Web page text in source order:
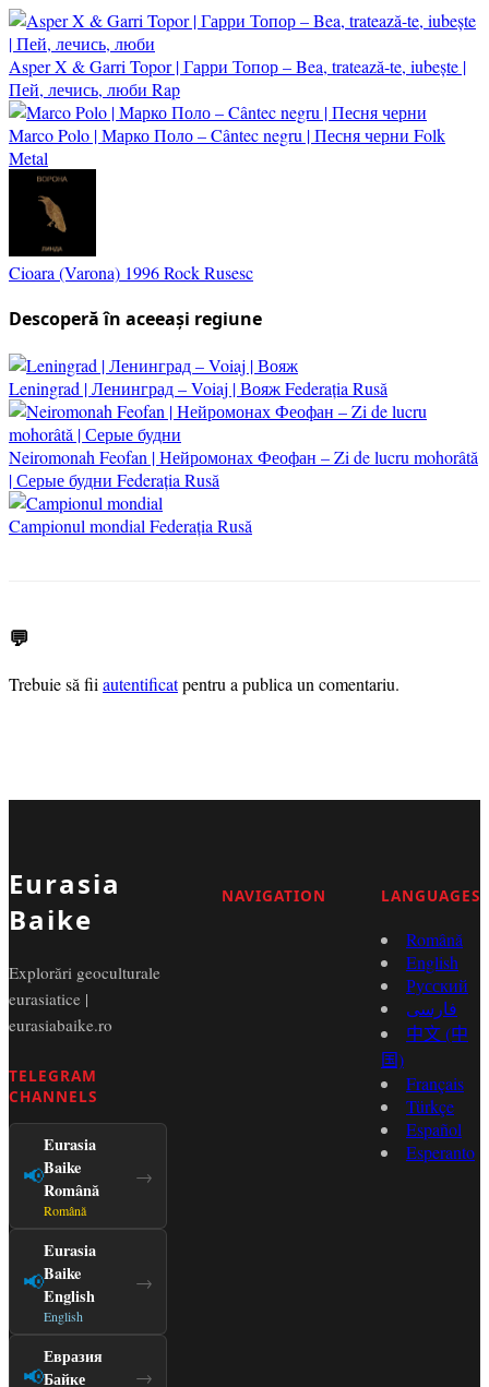
Asper X & Garri Topor | Гарри Топор – Bea, tratează-te, iubește |
Пей, лечись, люби Rap
Marco Polo | Марко Поло – Cântec negru | Песня черни Folk
Metal
Cioara (Varona) 1996Rock Rusesc
Descoperă în aceeași regiune
Leningrad | Ленинград – Voiaj | ВояжFederația Rusă
Neiromonah Feofan | Нейромонах Феофан – Zi de lucru mohorâtă
| Серые будни Federația Rusă
Campionul mondialFederația Rusă
💬
Trebuie să fii autentificatpentru a publica un comentariu.
Eurasia
Baike
Explorări geoculturale
eurasiatice |
eurasiabaike.ro
TELEGRAM
CHANNELS
📢
Eurasia
Baike
Română
Română
→
📢
Eurasia
Baike
English
English
→
📢
Евразия
Байке
→
NAVIGATION LANGUAGES
Română
English
Русский
فارسی
中文 (中
国)
Français
Türkçe
Español
Esperanto